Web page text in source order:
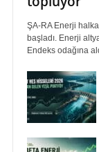
ŞA-RA Enerji
başladı. Enerji
Endeks odağına